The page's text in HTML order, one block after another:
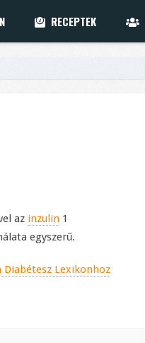
RECEPTEK
az inzulin 1
egyszerű.
Diabétesz Lexikonhoz